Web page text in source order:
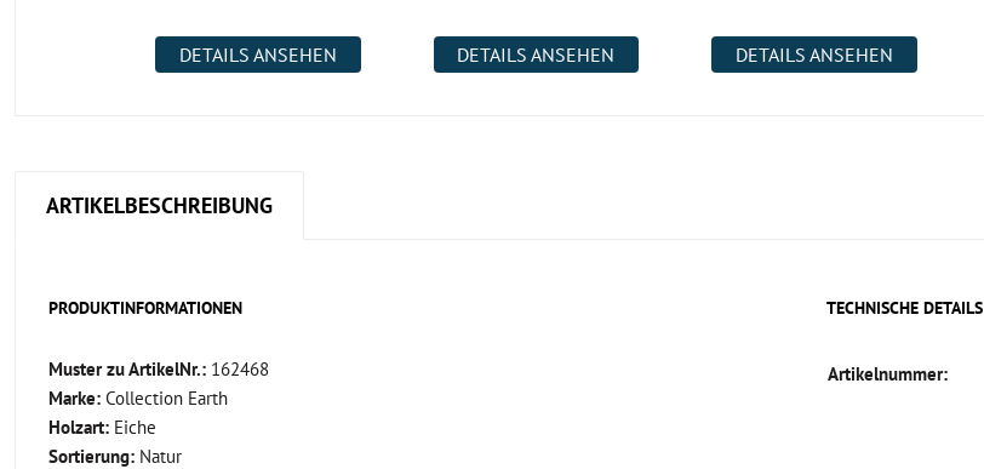
DETAILS ANSEHEN DETAILS ANSEHEN DETAILS ANSEHEN
ARTIKELBESCHREIBUNG
PRODUKTINFORMATIONEN
Muster zu ArtikelNr.: 162468
Marke: Collection Earth
Holzart: Eiche
Sortierung: Natur
TECHNISCHE DETAILS
Artikelnummer: